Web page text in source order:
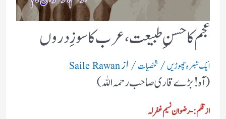
عجم کا حسنِ طبیعت ، عرب کا سوزِ دروں
ایک تبصرہ چھوڑیں/شخصیات/ ازSaile Rawan
(آہ! بڑے قاری صاحب رحمہ اللہ)
از قلم :- رضوان نسیم غفرلہ